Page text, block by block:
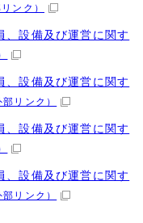
リンク）
、設備及び運営に関す
、設備及び運営に関す
部リンク）
、設備及び運営に関す
、設備及び運営に関す
部リンク）